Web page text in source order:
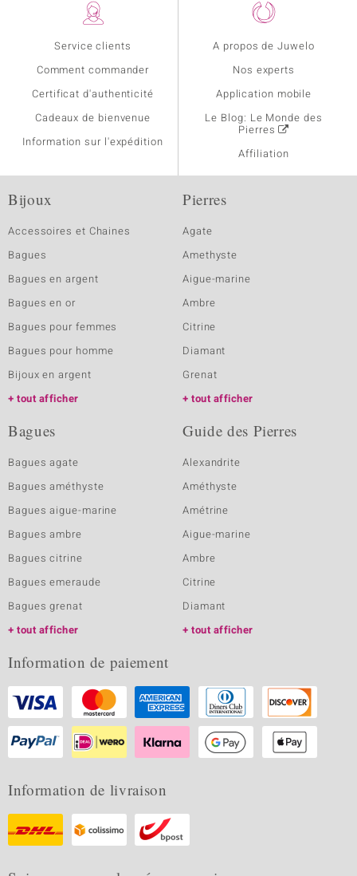
Service clients
Comment commander
Certificat d'authenticité
Cadeaux de bienvenue
Information sur l'expédition
A propos de Juwelo
Nos experts
Application mobile
Le Blog: Le Monde des
Pierres
Affiliation
Bijoux
Accessoires et Chaines
Bagues
Bagues en argent
Bagues en or
Bagues pour femmes
Bagues pour homme
Bijoux en argent
tout afficher
Pierres
Agate
Amethyste
Aigue-marine
Ambre
Citrine
Diamant
Grenat
tout afficher
Bagues
Bagues agate
Bagues améthyste
Bagues aigue-marine
Bagues ambre
Bagues citrine
Bagues emeraude
Bagues grenat
tout afficher
Guide des Pierres
Alexandrite
Améthyste
Amétrine
Aigue-marine
Ambre
Citrine
Diamant
tout afficher
Information de paiement
Information de livraison